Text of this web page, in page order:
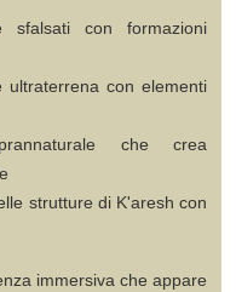
con formazioni
ultraterrena con elementi
che crea
strutture di K'aresh con
immersiva che appare